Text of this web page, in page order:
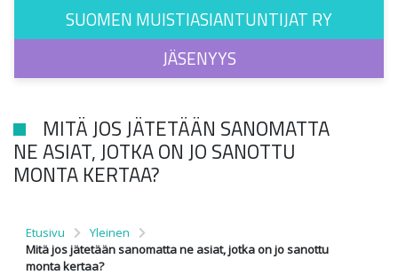
SUOMEN MUISTIASIANTUNTIJAT RY
JÄSENYYS
MITÄ JOS JÄTETÄÄN SANOMATTA
NE ASIAT, JOTKA ON JO SANOTTU
MONTA KERTAA?
Etusivu
Yleinen
Mitä jos jätetään sanomatta ne asiat, jotka on jo sanottu
monta kertaa?